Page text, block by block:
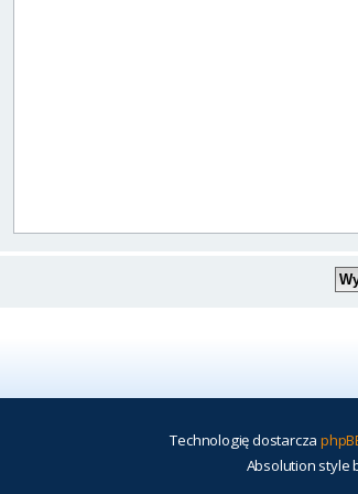
Technologię dostarcza
Absolution style